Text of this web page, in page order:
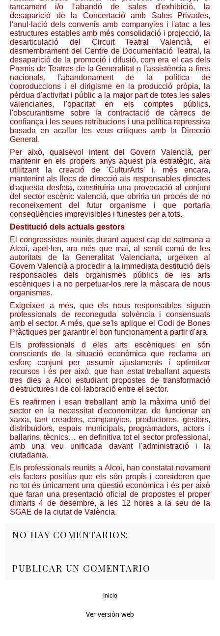
tancament i/o l'abandó de sales d'exhibició, la
desaparició de la Concertació amb Sales Privades,
l'anul·lació dels convenis amb companyies i l'atac a les
estructures estables amb més consolidació i projecció, la
desarticulació del Circuit Teatral Valencià, el
desmembrament del Centre de Documentació Teatral, la
desaparició de la promoció i difusió, com era el cas dels
Premis de Teatres de la Generalitat o l'assistència a fires
nacionals, l'abandonament de la política de
coproduccions i el dirigisme en la producció pròpia, la
pèrdua d'activitat i públic a la major part de totes les sales
valencianes, l'opacitat en els comptes públics,
l'obscurantisme sobre la contractació de càrrecs de
confiança i les seues retribucions i una política repressiva
basada en acallar les veus crítiques amb la Direcció
General.
Per això, qualsevol intent del Govern Valencià, per
mantenir en els propers anys aquest pla estratègic, ara
utilitzant la creació de 'CulturArts' i, més encara,
mantenint als llocs de direcció als responsables directes
d'aquesta desfeta, constituiria una provocació al conjunt
del sector escènic valencià, que obriria un procés de no
reconeixement del futur organisme i que portaria
conseqüències imprevisibles i funestes per a tots.
Destitució dels actuals gestors
El congressistes reunits durant aquest cap de setmana a
Alcoi, apel·len, ara més que mai, al sentit comú de les
autoritats de la Generalitat Valenciana, urgeixen al
Govern Valencià a procedir a la immediata destitució dels
responsables dels organismes públics de les arts
escèniques i a no perpetuar-los rere la màscara de nous
organismes.
Exigeixen a més, que els nous responsables siguen
professionals de reconeguda solvència i consensuats
amb el sector. A més, que se'ls aplique el Codi de Bones
Pràctiques per garantir el bon funcionament a partir d'ara.
Els professionals d eles arts escèniques en són
conscients de la situació econòmica que reclama un
esforç conjunt per assumir ajustaments i optimitzar
recursos i és per això, que han estat treballant aquests
tres dies a Alcoi estudiant propostes de transformació
d'estructures i de col·laboració entre el sector.
Es reafirmen i esan treballant amb la màxima unió del
sector en la necessitat d'economitzar, de funcionar en
xarxa, tant creadors, companyies, productores, gestors,
distribuïdors, espais municipals, programadors, actors i
ballarins, tècnics… en definitiva tot el sector professional,
amb una veu unificada davant l'administració i la
ciutadania.
Els professionals reunits a Alcoi, han constatat novament
els factors positius que els són propis i consideren que
no tot és únicament una qüestió econòmica i és per això
que faran una presentació oficial de propostes el proper
dimarts 4 de desembre, a les 12 hores a la seu de la
SGAE de la ciutat de València.
NO HAY COMENTARIOS:
PUBLICAR UN COMENTARIO
Inicio
Ver versión web